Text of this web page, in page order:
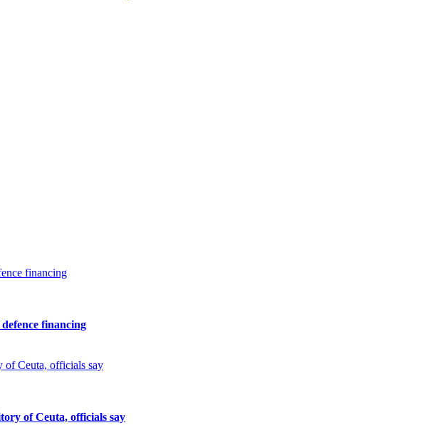
financing
financing
of Ceuta, officials say
of Ceuta, officials say